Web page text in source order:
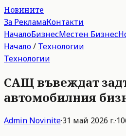
Новините
За РекламаКонтакти
НачалоБизнесМестен Бизнес
Начало/ Технологии
Технологии
САЩ въвеждат
автомобилния
Admin Novinite·31 май 2026 г.·